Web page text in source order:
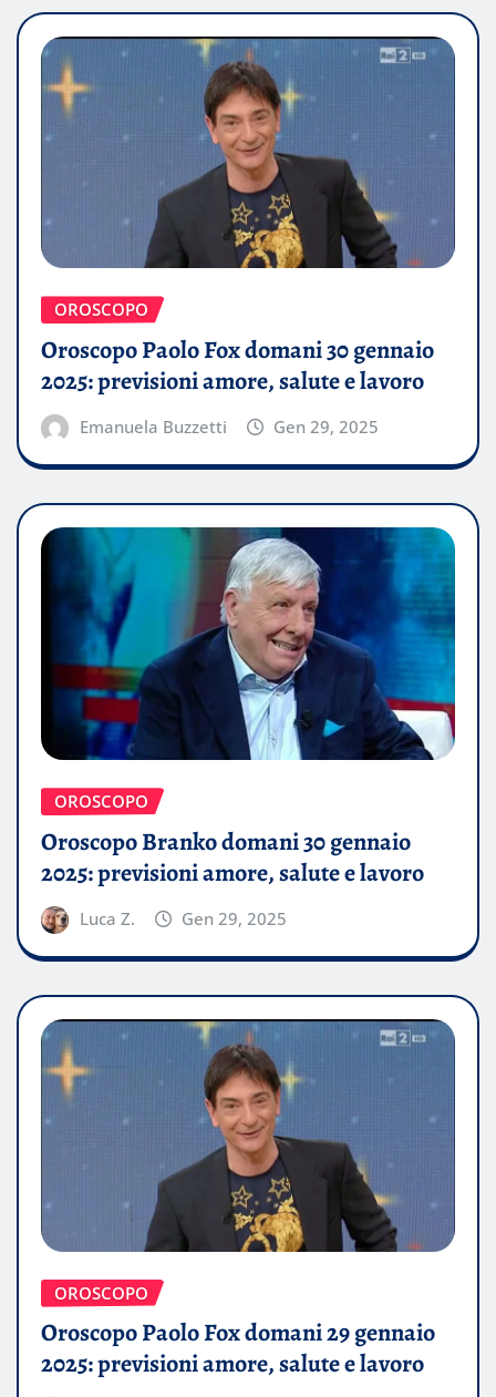
OROSCOPO
Oroscopo Paolo Fox domani 30 gennaio
2025: previsioni amore, salute e lavoro
Emanuela Buzzetti Gen 29, 2025
OROSCOPO
Oroscopo Branko domani 30 gennaio
2025: previsioni amore, salute e lavoro
Luca Z. Gen 29, 2025
OROSCOPO
Oroscopo Paolo Fox domani 29 gennaio
2025: previsioni amore, salute e lavoro